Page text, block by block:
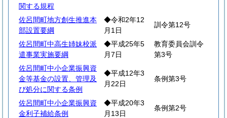
関する規程
佐呂間町地方創生推進本
部設置要綱
◆令和2年12
月1日
訓令第12号
佐呂間町中高生姉妹校派
遣事業実施要綱
◆平成25年5
月7日
教育委員会訓令
第3号
佐呂間町中小企業振興資
金等基金の設置、管理及
び処分に関する条例
◆平成12年3
月22日
条例第3号
佐呂間町中小企業振興資
金利子補給条例
◆平成20年3
月13日
条例第2号